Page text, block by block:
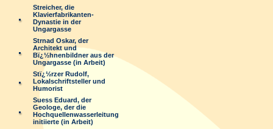
Streicher, die
Klavierfabrikanten-
Dynastie in der
Ungargasse
Strnad Oskar, der
Architekt und
Bï¿½hnenbildner aus der
Ungargasse (in Arbeit)
Stï¿½rzer Rudolf,
Lokalschriftsteller und
Humorist
Suess Eduard, der
Geologe, der die
Hochquellenwasserleitung
initiierte (in Arbeit)